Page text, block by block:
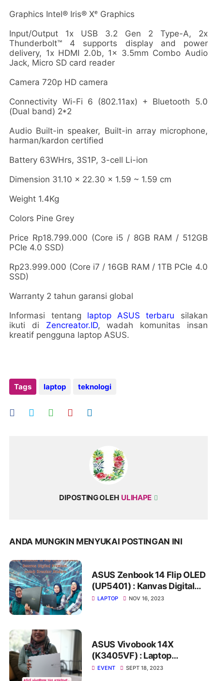
Graphics Intel® Iris® Xᵉ Graphics
Input/Output 1x USB 3.2 Gen 2 Type-A, 2x
Thunderbolt™ 4 supports display and power
delivery, 1x HDMI 2.0b, 1x 3.5mm Combo Audio
Jack, Micro SD card reader
Camera 720p HD camera
Connectivity Wi-Fi 6 (802.11ax) + Bluetooth 5.0
(Dual band) 2*2
Audio Built-in speaker, Built-in array microphone,
harman/kardon certified
Battery 63WHrs, 3S1P, 3-cell Li-ion
Dimension 31.10 x 22.30 x 1.59 ~ 1.59 cm
Weight 1.4Kg
Colors Pine Grey
Price Rp18.799.000 (Core i5 / 8GB RAM / 512GB
PCIe 4.0 SSD)
Rp23.999.000 (Core i7 / 16GB RAM / 1TB PCIe 4.0
SSD)
Warranty 2 tahun garansi global
Informasi tentang laptop ASUS terbaru silakan
ikuti di Zencreator.ID, wadah komunitas insan
kreatif pengguna laptop ASUS.
Tags laptop teknologi
DIPOSTING OLEH ULIHAPE
ANDA MUNGKIN MENYUKAI POSTINGAN INI
ASUS Zenbook 14 Flip OLED
(UP5401) : Kanvas Digital
Premium untuk Kreator
LAPTOP NOV 16, 2023
ASUS Vivobook 14X
(K3405VF) : Laptop
Berkualitas dengan Harga
EVENT SEPT 18, 2023